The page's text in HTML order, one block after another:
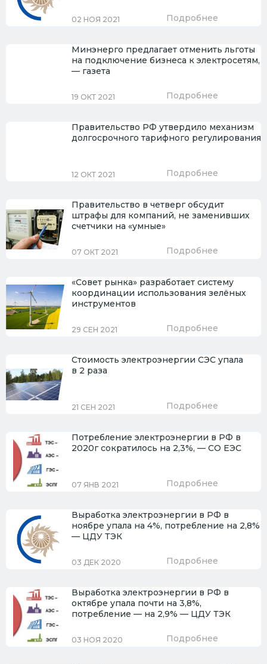
02 НОЯ 2021 Подробнее
Минэнерго предлагает отменить льготы
на подключение бизнеса к электросетям,
— газета
19 ОКТ 2021 Подробнее
Правительство РФ утвердило механизм
долгосрочного тарифного регулирования
12 ОКТ 2021 Подробнее
Правительство в четверг обсудит
штрафы для компаний, не заменивших
счетчики на «умные»
07 ОКТ 2021 Подробнее
«Совет рынка» разработает систему
координации использования зелёных
инструментов
29 СЕН 2021 Подробнее
Стоимость электроэнергии СЭС упала
в 2 раза
21 СЕН 2021 Подробнее
Потребление электроэнергии в РФ в
2020г сократилось на 2,3%, — СО ЕЭС
07 ЯНВ 2021 Подробнее
Выработка электроэнергии в РФ в
ноябре упала на 4%, потребление на 2,8%
— ЦДУ ТЭК
03 ДЕК 2020 Подробнее
Выработка электроэнергии в РФ в
октябре упала почти на 3,8%,
потребление — на 2,9% — ЦДУ ТЭК
03 НОЯ 2020 Подробнее